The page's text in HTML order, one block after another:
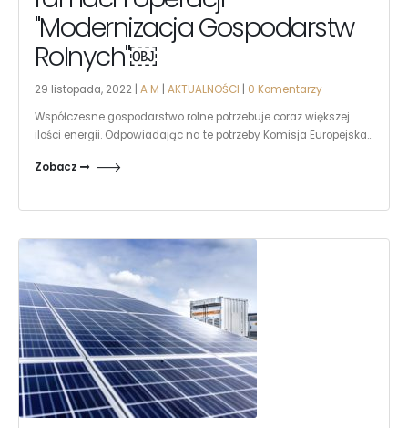
"Modernizacja Gospodarstw
Rolnych"￼
29 listopada, 2022 | A M AKTUALNOŚCI
0 Komentarzy
Współczesne gospodarstwo rolne potrzebuje coraz większej
ilości energii. Odpowiadając na te potrzeby Komisja Europejska...
Zobacz